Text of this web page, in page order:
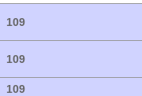
109
109
109